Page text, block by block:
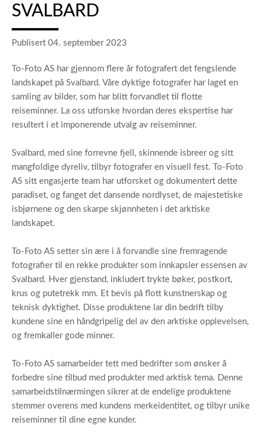
SVALBARD
Publisert 04. september 2023
To-Foto AS har gjennom flere år fotografert det fengslende
landskapet på Svalbard. Våre dyktige fotografer har laget en
samling av bilder, som har blitt forvandlet til flotte
reiseminner. La oss utforske hvordan deres ekspertise har
resultert i et imponerende utvalg av reiseminner.
Svalbard, med sine forrevne fjell, skinnende isbreer og sitt
mangfoldige dyreliv, tilbyr fotografer en visuell fest. To-Foto
AS sitt engasjerte team har utforsket og dokumentert dette
paradiset, og fanget det dansende nordlyset, de majestetiske
isbjørnene og den skarpe skjønnheten i det arktiske
landskapet.
To-Foto AS setter sin ære i å forvandle sine fremragende
fotografier til en rekke produkter som innkapsler essensen av
Svalbard. Hver gjenstand, inkludert trykte bøker, postkort,
krus og putetrekk mm. Et bevis på flott kunstnerskap og
teknisk dyktighet. Disse produktene lar din bedrift tilby
kundene sine en håndgripelig del av den arktiske opplevelsen,
og fremkaller gode minner.
To-Foto AS samarbeider tett med bedrifter som ønsker å
forbedre sine tilbud med produkter med arktisk tema. Denne
samarbeidstilnærmingen sikrer at de endelige produktene
stemmer overens med kundens merkeidentitet, og tilbyr unike
reiseminner til dine egne kunder.